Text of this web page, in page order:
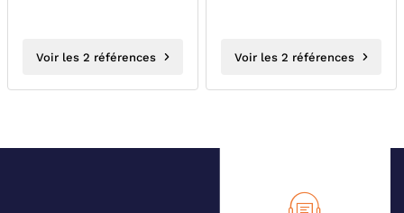
Voir les 2 références Voir les 2 références